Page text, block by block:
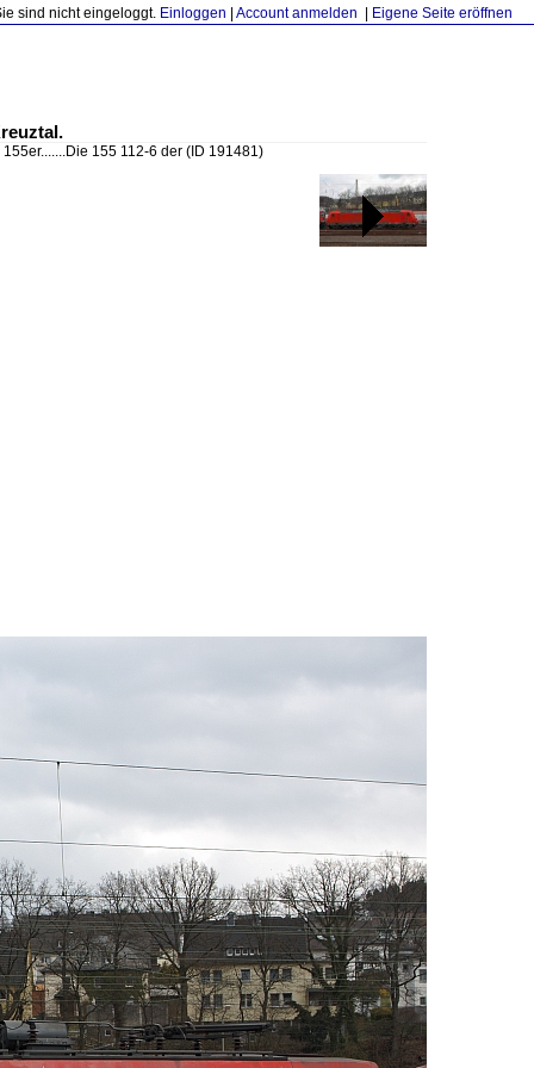
sind nicht eingeloggt. Einloggen Account anmelden Eigene Seite eröffnen
155 112-6 der (ID 191481)